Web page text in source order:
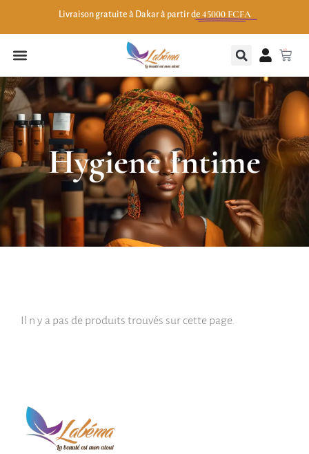
Livraison gratuite à Dakar à partir de 45000 FCFA
0
Hygiene Intime
Il n y a pas de produits trouvés sur cette page.